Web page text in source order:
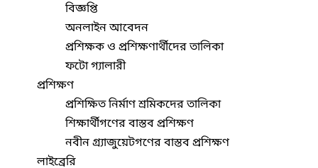
বিজ্ঞপ্তি
অনলাইন আবেদন
প্রশিক্ষক ও প্রশিক্ষণার্থীদের তালিকা
ফটো গ্যালারী
প্রশিক্ষণ
প্রশিক্ষিত নির্মাণ শ্রমিকদের তালিকা
শিক্ষার্থীগণের বাস্তব প্রশিক্ষণ
নবীন গ্র্যাজুয়েটগণের বাস্তব প্রশিক্ষণ
লাইব্রেরি